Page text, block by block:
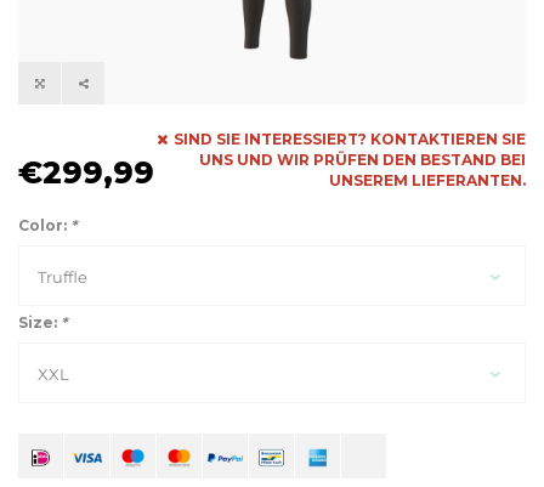
€299,99
SIND SIE INTERESSIERT? KONTAKTIEREN SIE
UNS UND WIR PRÜFEN DEN BESTAND BEI
UNSEREM LIEFERANTEN.
Color: *
Truffle
Size: *
XXL